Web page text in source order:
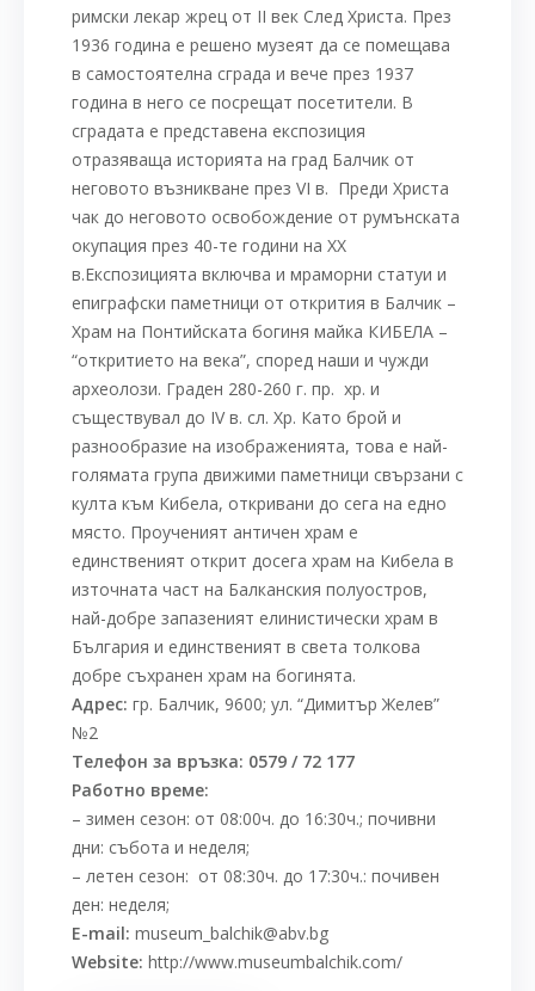
римски лекар жрец от ІІ век След Христа. През
1936 година е решено музеят да се помещава
в самостоятелна сграда и вече през 1937
година в него се посрещат посетители. В
сградата е представена експозиция
отразяваща историята на град Балчик от
неговото възникване през VI в. Преди Христа
чак до неговото освобождение от румънската
окупация през 40-те години на XX
в.Eкспозицията включва и мраморни статуи и
епиграфски паметници от открития в Балчик –
Храм на Понтийската богиня майка КИБЕЛА –
“откритието на века”, според наши и чужди
археолози. Граден 280-260 г. пр. хр. и
съществувал до IV в. сл. Хр. Като брой и
разнообразие на изображенията, това е най-
голямата група движими паметници свързани с
култа към Кибела, откривани до сега на едно
място. Проученият античен храм е
единственият открит досега храм на Кибела в
източната част на Балканския полуостров,
най-добре запазеният елинистически храм в
България и единственият в света толкова
добре съхранен храм на богинята.
Адрес: гр. Балчик, 9600; ул. “Димитър Желев”
№2
Телефон за връзка: 0579 / 72 177
Работно време:
– зимен сезон: от 08:00ч. до 16:30ч.; почивни
дни: събота и неделя;
– летен сезон: от 08:30ч. до 17:30ч.: почивен
ден: неделя;
E-mail: museum_balchik@abv.bg
Website: http://www.museumbalchik.com/